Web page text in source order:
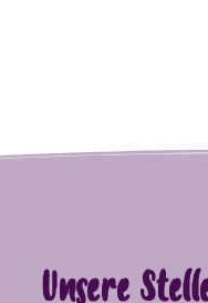
Unsere